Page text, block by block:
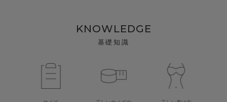
KNOWLEDGE
基礎知識